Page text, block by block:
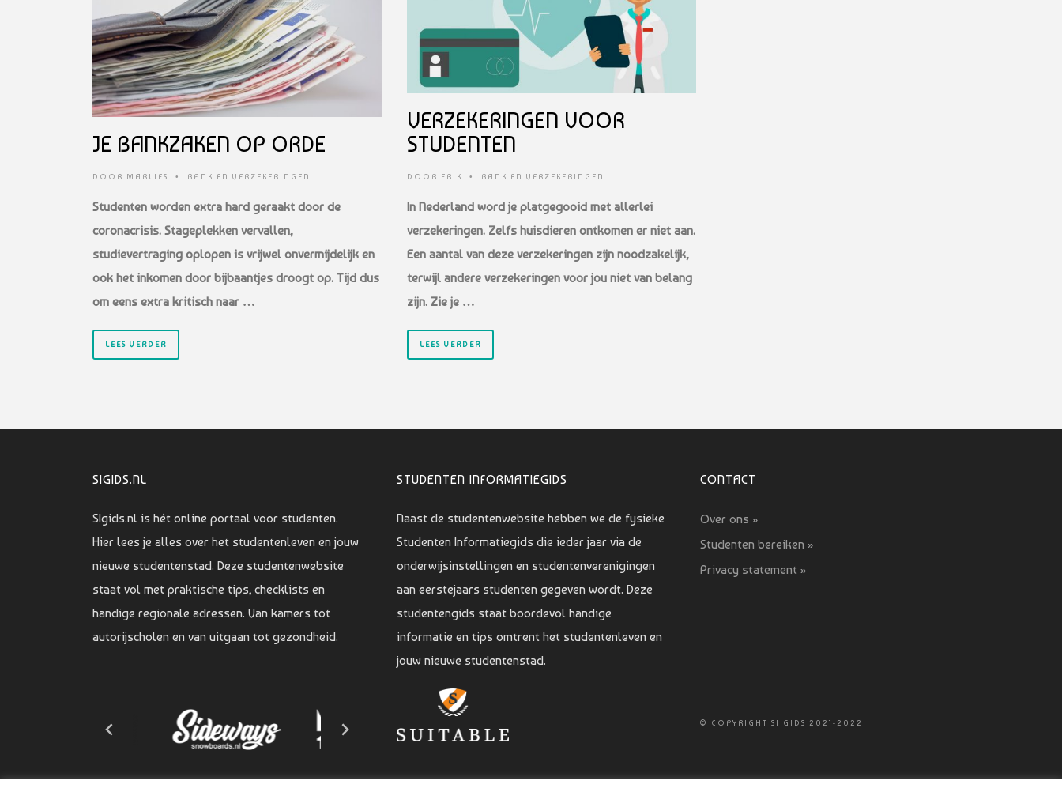
VERZEKERINGEN VOOR
STUDENTEN
DOOR ERIK • BANK EN VERZEKERINGEN
In Nederland word je platgegooid met allerlei
verzekeringen. Zelfs huisdieren ontkomen er niet aan.
Een aantal van deze verzekeringen zijn noodzakelijk,
terwijl andere verzekeringen voor jou niet van belang
zijn. Zie je …
LEES VERDER
JE BANKZAKEN OP ORDE
DOOR MARLIES • BANK EN VERZEKERINGEN
Studenten worden extra hard geraakt door de
coronacrisis. Stageplekken vervallen,
studievertraging oplopen is vrijwel onvermijdelijk en
ook het inkomen door bijbaantjes droogt op. Tijd dus
om eens extra kritisch naar …
LEES VERDER
SIGIDS.NL
SIgids.nl is hét online portaal voor studenten.
Hier lees je alles over het studentenleven en jouw
nieuwe studentenstad. Deze studentenwebsite
staat vol met praktische tips, checklists en
handige regionale adressen. Van kamers tot
autorijscholen en van uitgaan tot gezondheid.
STUDENTEN INFORMATIEGIDS
Naast de studentenwebsite hebben we de fysieke
Studenten Informatiegids die ieder jaar via de
onderwijsinstellingen en studentenverenigingen
aan eerstejaars studenten gegeven wordt. Deze
studentengids staat boordevol handige
informatie en tips omtrent het studentenleven en
jouw nieuwe studentenstad.
CONTACT
Over ons »
Studenten bereiken »
Privacy statement »
© COPYRIGHT SI GIDS 2021-2022